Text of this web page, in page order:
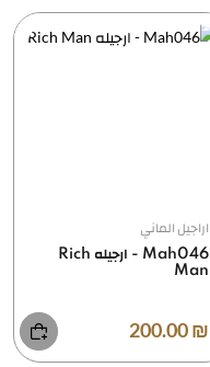
اراجيل الماني
Mah046 - ارجيله Rich
Man
₪ 200.00